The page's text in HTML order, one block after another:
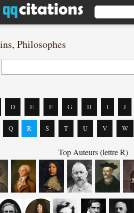
Philosophes
D E F G H I J
Q R S T U V W
Top Auteurs (lettre R)